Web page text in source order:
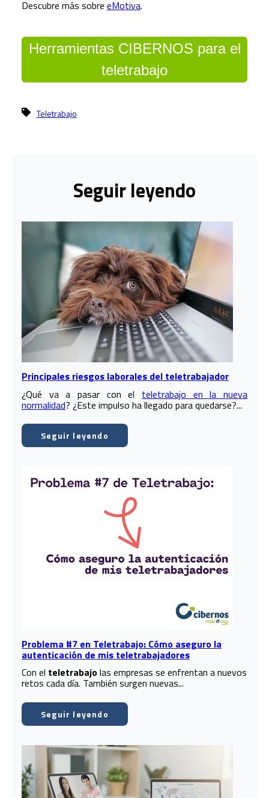
Descubre más sobre eMotiva.
Herramientas CIBERNOS para el
teletrabajo
Teletrabajo
Seguir leyendo
Principales riesgos laborales del teletrabajador
¿Qué va a pasar con el teletrabajo en la nueva
normalidad? ¿Este impulso ha llegado para quedarse?...
Seguir leyendo
Problema #7 en Teletrabajo: Cómo aseguro la
autenticación de mis teletrabajadores
Con el teletrabajolas empresas se enfrentan a nuevos
retos cada día. También surgen nuevas...
Seguir leyendo